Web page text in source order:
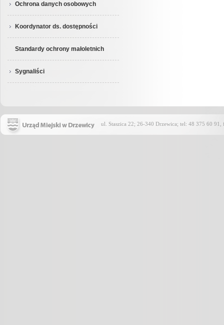
Ochrona danych osobowych
Koordynator ds. dostępności
Standardy ochrony małoletnich
Sygnaliści
ul. Staszica 22; 26-340 Drzewica; tel: 48 375 60